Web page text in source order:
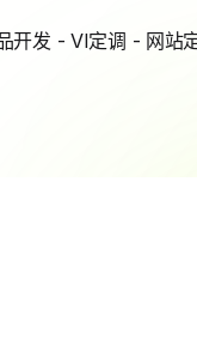
开发 - VI定调 - 网站